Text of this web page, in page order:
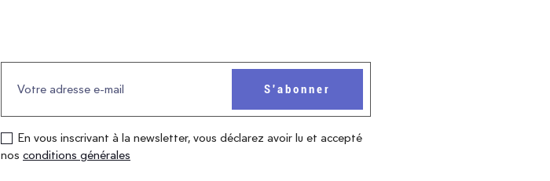
En vous inscrivant à la newsletter, vous déclarez avoir lu et accepté
nos conditions générales